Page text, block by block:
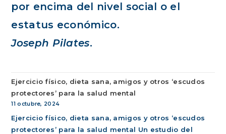
por encima del nivel social o el
estatus económico.
Joseph Pilates.
Ejercicio físico, dieta sana, amigos y otros ‘escudos
protectores’ para la salud mental
11 octubre, 2024
Ejercicio físico, dieta sana, amigos y otros ‘escudos
protectores’ para la salud mental Un estudio del